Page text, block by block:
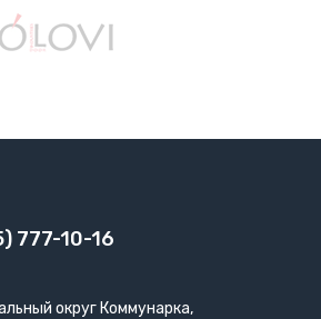
777-10-16
округ Коммунарка,